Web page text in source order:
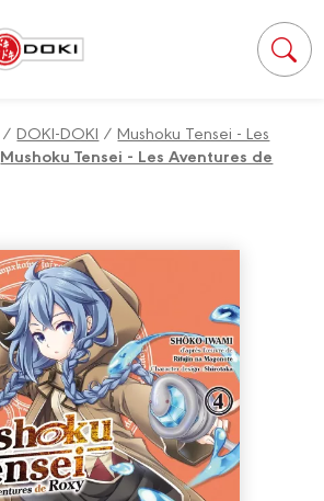
/DOKI-DOKI /Mushoku Tensei - Les
Mushoku Tensei - Les Aventures de